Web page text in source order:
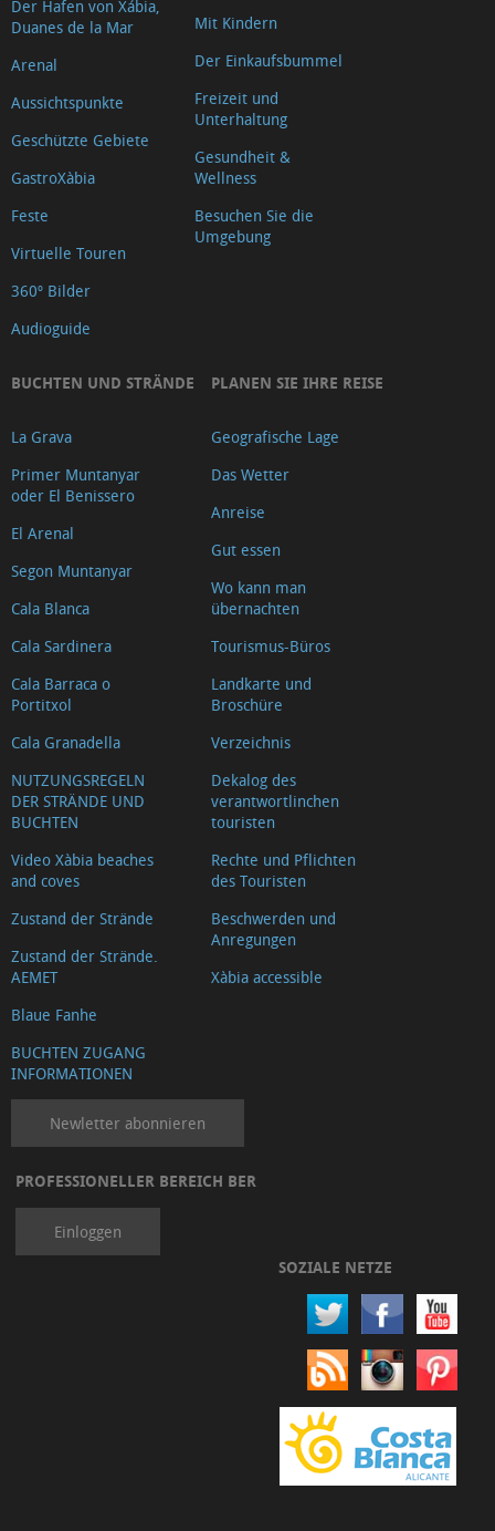
Der Hafen von Xábia,
Duanes de la Mar
Arenal
Aussichtspunkte
Geschützte Gebiete
GastroXàbia
Feste
Virtuelle Touren
360º Bilder
Audioguide
Mit Kindern
Der Einkaufsbummel
Freizeit und
Unterhaltung
Gesundheit &
Wellness
Besuchen Sie die
Umgebung
BUCHTEN UND STRÄNDE
La Grava
Primer Muntanyar
oder El Benissero
El Arenal
Segon Muntanyar
Cala Blanca
Cala Sardinera
Cala Barraca o
Portitxol
Cala Granadella
NUTZUNGSREGELN
DER STRÄNDE UND
BUCHTEN
Video Xàbia beaches
and coves
Zustand der Strände
Zustand der Strände.
AEMET
Blaue Fanhe
BUCHTEN ZUGANG
INFORMATIONEN
PLANEN SIE IHRE REISE
Geografische Lage
Das Wetter
Anreise
Gut essen
Wo kann man
übernachten
Tourismus-Büros
Landkarte und
Broschüre
Verzeichnis
Dekalog des
verantwortlinchen
touristen
Rechte und Pflichten
des Touristen
Beschwerden und
Anregungen
Xàbia accessible
Newletter abonnieren
PROFESSIONELLER BEREICH BER
Einloggen
SOZIALE NETZE